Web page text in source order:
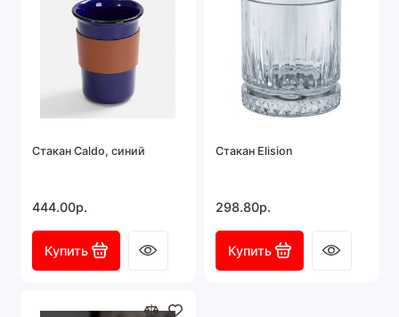
Стакан Caldo, синий
444.00р.
Купить
Стакан Elision
298.80р.
Купить